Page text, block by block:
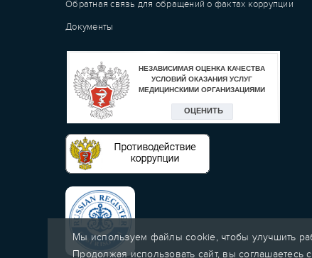
Мы используем файлы cookie, чтобы улучшить
Продолжая использовать сайт, вы соглашаетесь с
Обратная связь для обращений о фактах коррупции
Документы